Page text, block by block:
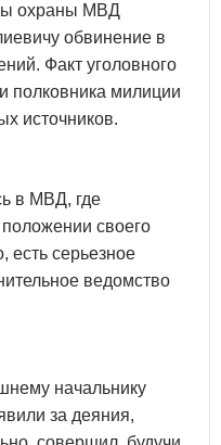
охраны МВД
обвинение в
Факт уголовного
полковника милиции
источников.
в МВД, где
своего
есть серьезное
ведомство
начальнику
за деяния,